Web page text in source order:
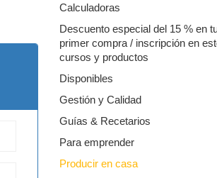
Calculadoras
Descuento especial del 15 % en
primer compra / inscripción en
cursos y productos
Disponibles
Gestión y Calidad
Guías & Recetarios
Para emprender
Producir en casa